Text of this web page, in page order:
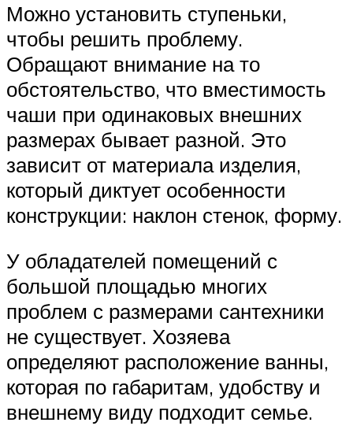
Можно установить ступеньки,
чтобы решить проблему.
Обращают внимание на то
обстоятельство, что вместимость
чаши при одинаковых внешних
размерах бывает разной. Это
зависит от материала изделия,
который диктует особенности
конструкции: наклон стенок, форму.
У обладателей помещений с
большой площадью многих
проблем с размерами сантехники
не существует. Хозяева
определяют расположение ванны,
которая по габаритам, удобству и
внешнему виду подходит семье.